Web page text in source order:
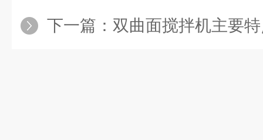
下一篇： 双曲面搅拌机主要特